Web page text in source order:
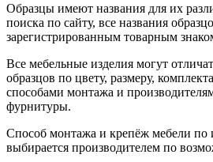
Образцы имеют названия для их
поиска по сайту, все названия
зарегистрированным товарным
Все мебельные изделия могут
образцов по цвету, размеру,
способами монтажа и
фурнитуры.
Способ монтажа и крепёж мебели по
выбирается производителем по